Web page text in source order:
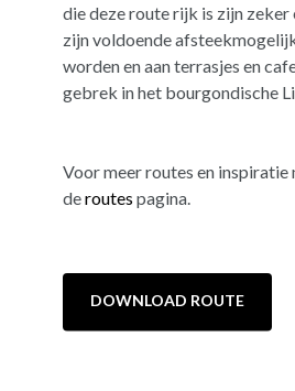
die deze route rijk is zijn zeker
zijn voldoende
worden en aan terrasjes en
gebrek in het bourgondische
Voor meer routes en inspiratie
deroutes pagina.
DOWNLOAD ROUTE